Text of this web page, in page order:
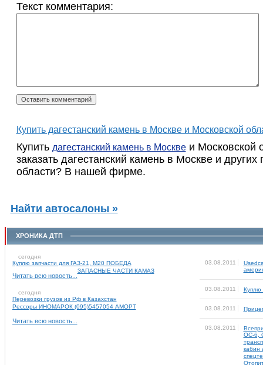
Текст комментария:
Купить дагестанский камень в Москве и Московской
Купить дагестанский камень в Москвеи Московской
заказать дагестанский камень в Москве и
области? В нашей фирме.
Найти автосалоны »
ХРОНИКА ДТП
сегодня
Куплю запчасти для ГАЗ-21, М20 ПОБЕДА
ЗАПАСНЫЕ ЧАСТИ КАМАЗ
Читать всю новость...
сегодня
Перевозки грузов из Рф в Казахстан
Рессоры ИНОМАРОК (095)5457054 АМОРТ
Читать всю новость...
03.08.2011
03.08.2011 Куплю
03.08.2011
03.08.2011
ОС-6,
кабин